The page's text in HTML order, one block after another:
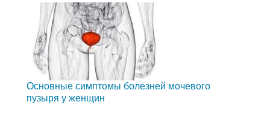
Основные симптомы болезней мочевого
пузыря у женщин